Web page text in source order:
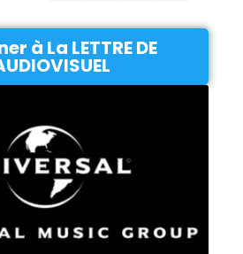
à La LETTRE DE